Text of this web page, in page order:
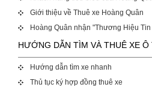
Giới thiệu về Thuê xe Hoàng Quân
Hoàng Quân nhận "Thương Hiệu
HƯỚNG DẪN TÌM VÀ THUÊ XE Ô
Hướng dẫn tìm xe nhanh
Thủ tục ký hợp đồng thuê xe